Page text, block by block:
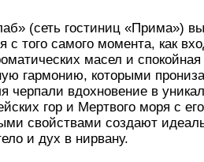
(сеть гостиниц «Прима»)
с того самого момента, как
масел и
гармонию, которыми
черпали вдохновение в
гор и Мертвого моря с
свойствами создают
и дух в нирвану.